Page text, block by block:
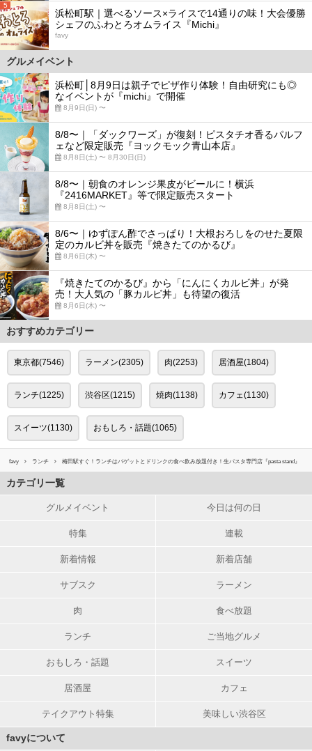
5
浜松町駅｜選べるソース×ライスで14通りの味！大会優勝
シェフのふわとろオムライス『Michi』
favy
グルメイベント
浜松町│8月9日は親子でピザ作り体験！自由研究にも◎
なイベントが『michi』で開催
8月9日(日) 〜
8/8〜｜「ダックワーズ」が復刻！ピスタチオ香るパルフ
ェなど限定販売『ヨックモック青山本店』
8月8日(土) 〜 8月30日(日)
8/8〜｜朝食のオレンジ果皮がビールに！横浜
『2416MARKET』等で限定販売スタート
8月8日(土) 〜
8/6〜｜ゆずぽん酢でさっぱり！大根おろしをのせた夏限
定のカルビ丼を販売『焼きたてのかるび』
8月6日(木) 〜
『焼きたてのかるび』から「にんにくカルビ丼」が発
売！大人気の「豚カルビ丼」も待望の復活
8月6日(木) 〜
おすすめカテゴリー
東京都(7546) ラーメン(2305) 肉(2253) 居酒屋(1804)
ランチ(1225) 渋谷区(1215) 焼肉(1138) カフェ(1130)
スイーツ(1130) おもしろ・話題(1065)
favy ランチ 梅田駅すぐ！ランチはバゲットとドリンクの食べ飲み放題付き！生パスタ専門店『pasta stand』
カテゴリ一覧
グルメイベント 今日は何の日
特集 連載
新着情報 新着店舗
サブスク ラーメン
肉 食べ放題
ランチ ご当地グルメ
おもしろ・話題 スイーツ
居酒屋 カフェ
テイクアウト特集 美味しい渋谷区
favyについて